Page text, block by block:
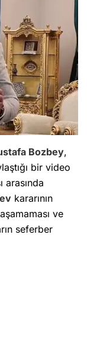
Bozbey,
bir video
arasında
kararının
ve
seferber